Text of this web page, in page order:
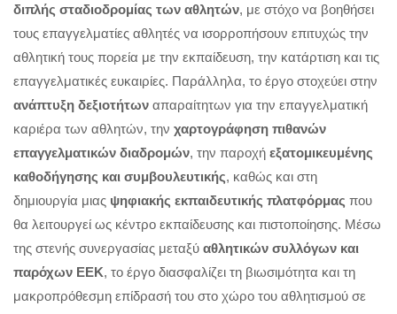
διπλής σταδιοδρομίας των αθλητών, με στόχο να βοηθήσει
τους επαγγελματίες αθλητές να ισορροπήσουν επιτυχώς την
αθλητική τους πορεία με την εκπαίδευση, την κατάρτιση και τις
επαγγελματικές ευκαιρίες. Παράλληλα, το έργο στοχεύει στην
ανάπτυξη δεξιοτήτων απαραίτητων για την επαγγελματική
καριέρα των αθλητών, την χαρτογράφηση πιθανών
επαγγελματικών διαδρομών, την παροχή εξατομικευμένης
καθοδήγησης και συμβουλευτικής, καθώς και στη
δημιουργία μιας ψηφιακής εκπαιδευτικής πλατφόρμας που
θα λειτουργεί ως κέντρο εκπαίδευσης και πιστοποίησης. Μέσω
της στενής συνεργασίας μεταξύ αθλητικών συλλόγων και
παρόχων ΕΕΚ, το έργο διασφαλίζει τη βιωσιμότητα και τη
μακροπρόθεσμη επίδρασή του στο χώρο του αθλητισμού σε